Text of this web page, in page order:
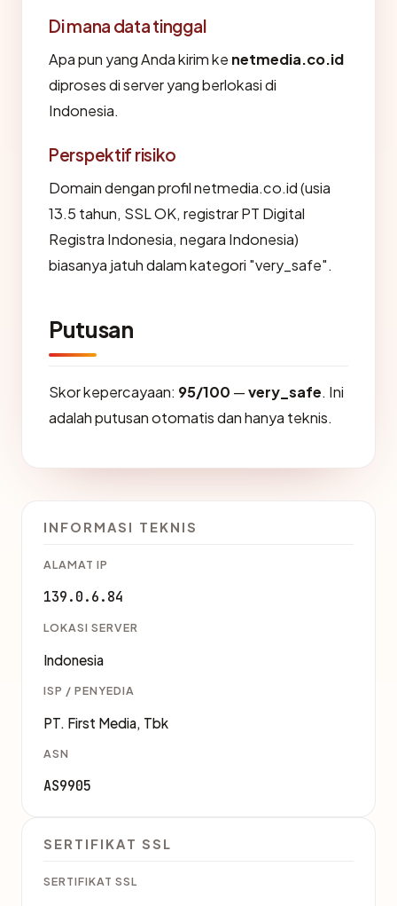
Di mana data tinggal
Apa pun yang Anda kirim ke netmedia.co.id
diproses di server yang berlokasi di
Indonesia.
Perspektif risiko
Domain dengan profil netmedia.co.id (usia
13.5 tahun, SSL OK, registrar PT Digital
Registra Indonesia, negara Indonesia)
biasanya jatuh dalam kategori "very_safe".
Putusan
Skor kepercayaan: 95/100 —very_safe. Ini
adalah putusan otomatis dan hanya teknis.
INFORMASI TEKNIS
ALAMAT IP
139.0.6.84
LOKASI SERVER
Indonesia
ISP / PENYEDIA
PT. First Media, Tbk
ASN
AS9905
SERTIFIKAT SSL
SERTIFIKAT SSL